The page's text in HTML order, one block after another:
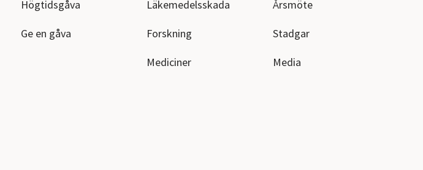
Högtidsgåva
Ge en gåva
Läkemedelsskada
Forskning
Mediciner
Årsmöte
Stadgar
Media